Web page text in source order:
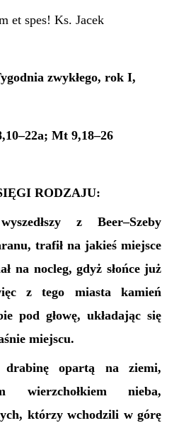
et spes! Ks. Jacek
zwykłego, rok I,
Mt 9,18–26
RODZAJU:
z Beer–Szeby
trafił na jakieś miejsce
na nocleg, gdyż słońce już
z tego miasta kamień
pod głowę, układając się
miejscu.
opartą na ziemi,
wierzchołkiem nieba,
którzy wchodzili w górę